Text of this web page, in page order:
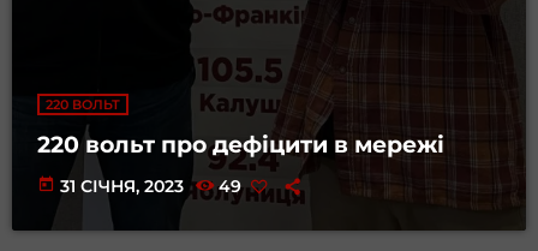
220 ВОЛЬТ
220 вольт про дефіцити в мережі
today 31 СІЧНЯ, 2023 49